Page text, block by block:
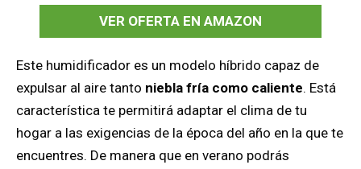
VER OFERTA EN AMAZON
Este humidificador es un modelo híbrido capaz de
expulsar al aire tanto niebla fría como caliente. Está
característica te permitirá adaptar el clima de tu
hogar a las exigencias de la época del año en la que te
encuentres. De manera que en verano podrás